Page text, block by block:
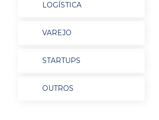
LOGÍSTICA
VAREJO
STARTUPS
OUTROS